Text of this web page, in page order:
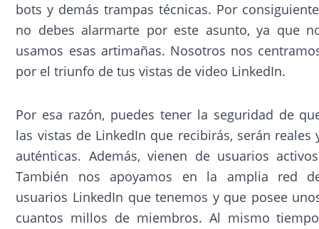
bots y demás trampas técnicas. Por
no debes alarmarte por este asunto, ya que
usamos esas artimañas. Nosotros nos
por el triunfo de tus vistas de video LinkedIn.
Por esa razón, puedes tener la seguridad de
las vistas de LinkedIn que recibirás, serán reales
auténticas. Además, vienen de usuarios
También nos apoyamos en la amplia red
usuarios LinkedIn que tenemos y que posee
cuantos millos de miembros. Al mismo